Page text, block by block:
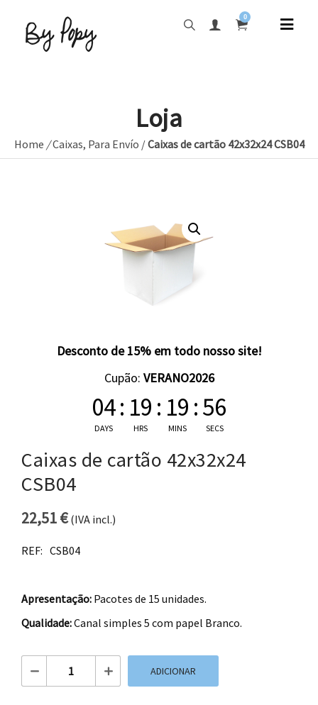
0
Loja
Home /Caixas, Para Envío /Caixas de cartão 42x32x24 CSB04
Desconto de 15% em todo nosso site!
Cupão: VERANO2026
04
DAYS
: 19
HRS
: 19
MINS
:55
SECS
Caixas de cartão 42x32x24
CSB04
22,51€(IVA incl.)
REF: CSB04
Apresentação: Pacotes de 15 unidades.
Qualidade:Canal simples 5 com papel Branco.
Quantidade de Caixas de cartão 42x32x24 CSB04
ADICIONAR